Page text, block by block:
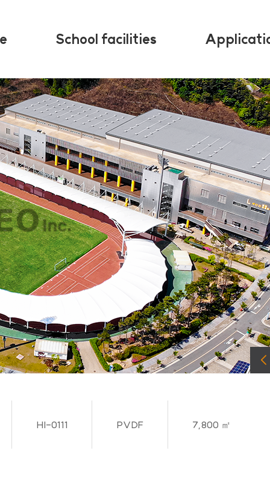
School facilities
Outdoor
Stage
야외 무대
공연장 / 야외무대 전천후 이용을 위한
서비스를 제공합니다.
HI-0111 PVDF 7,800 ㎡
HI-0312 PTFE 163 ㎡
HI-169 1,563 ㎡
HI-0211
PTFE Iconic Saudi Arabia